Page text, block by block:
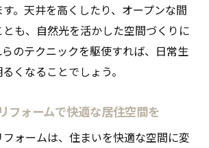
。天井を高くしたり、オープンな間
も、自然光を活かした空間づくりに
のテクニックを駆使すれば、日常生
くなることでしょう。
フォームで快適な居住空間を
ォームは、住まいを快適な空間に変